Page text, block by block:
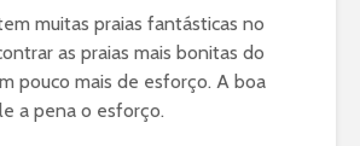
muitas praias fantásticas no
as praias mais bonitas do
pouco mais de esforço. A boa
a pena o esforço.